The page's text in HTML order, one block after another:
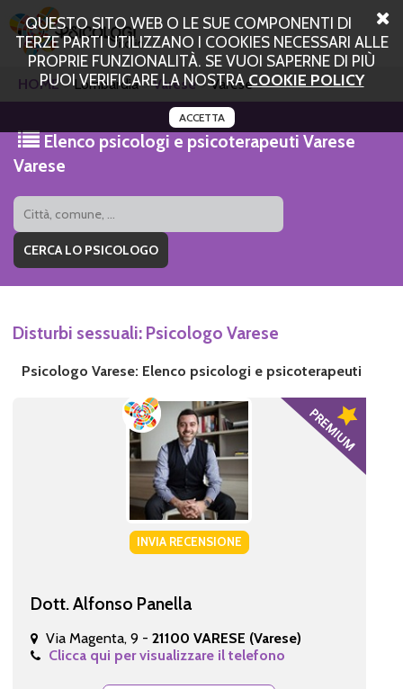
QUESTO SITO WEB O LE SUE COMPONENTI DI
TERZE PARTI UTILIZZANO I COOKIES NECESSARI ALLE
PROPRIE FUNZIONALITÀ. SE VUOI SAPERNE DI PIÙ
PUOI VERIFICARE LA NOSTRACOOKIE POLICY
ACCETTA
HOME Lombardia Varese Varese
Elenco psicologi e psicoterapeuti Varese
Varese
Disturbi sessuali: Psicologo Varese
Psicologo Varese: Elenco psicologi e psicoterapeuti
INVIA RECENSIONE
Dott. Alfonso Panella
Via Magenta, 9 - 21100 VARESE (Varese)
Clicca qui per visualizzare il telefono